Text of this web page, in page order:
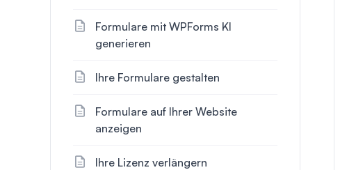
Formulare mit WPForms KI
generieren
Ihre Formulare gestalten
Formulare auf Ihrer Website
anzeigen
Ihre Lizenz verlängern